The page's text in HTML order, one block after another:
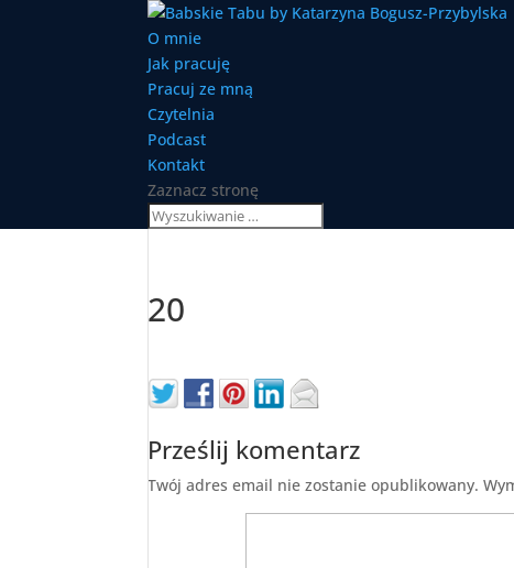
O mnie
Jak pracuję
Pracuj ze mną
Czytelnia
Podcast
Kontakt
Zaznacz stronę
20
Prześlij komentarz
Twój adres email nie zostanie opublikowany.